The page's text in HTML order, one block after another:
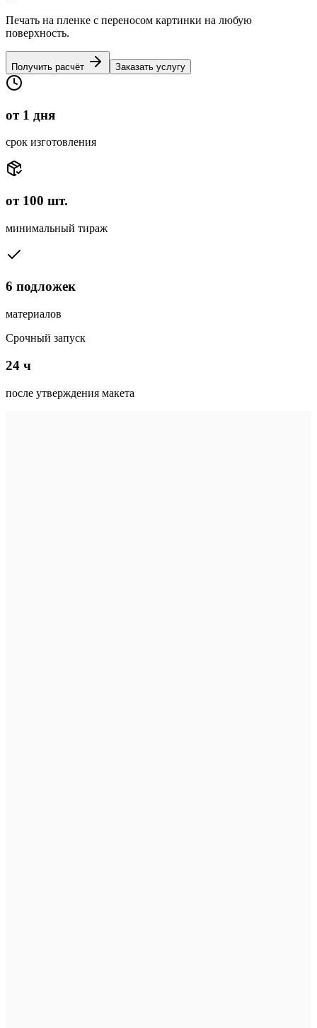
Печать на пленке с переносом картинки на любую
поверхность.
Получить расчёт Заказать услугу
от 1 дня
срок изготовления
от 100 шт.
минимальный тираж
6 подложек
материалов
Срочный запуск
24 ч
после утверждения макета